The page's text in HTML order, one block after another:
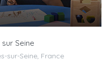
Seine
sur-Seine, France